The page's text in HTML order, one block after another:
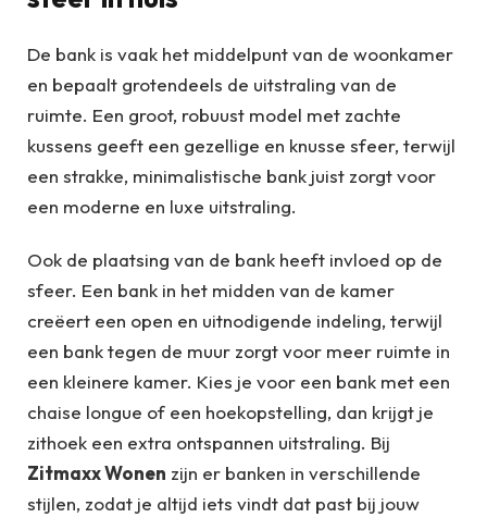
De bank is vaak het middelpunt van de woonkamer
en bepaalt grotendeels de uitstraling van de
ruimte. Een groot, robuust model met zachte
kussens geeft een gezellige en knusse sfeer, terwijl
een strakke, minimalistische bank juist zorgt voor
een moderne en luxe uitstraling.
Ook de plaatsing van de bank heeft invloed op de
sfeer. Een bank in het midden van de kamer
creëert een open en uitnodigende indeling, terwijl
een bank tegen de muur zorgt voor meer ruimte in
een kleinere kamer. Kies je voor een bank met een
chaise longue of een hoekopstelling, dan krijgt je
zithoek een extra ontspannen uitstraling. Bij
Zitmaxx Wonen zijn er banken in verschillende
stijlen, zodat je altijd iets vindt dat past bij jouw